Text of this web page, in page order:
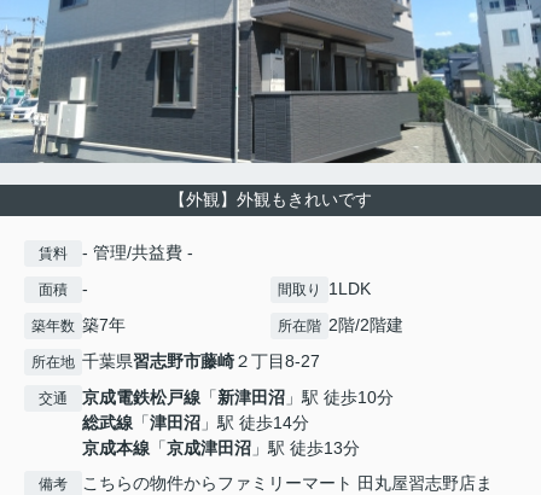
【外観】外観もきれいです
賃料 - 管理/共益費 -
面積 - 間取り 1LDK
築年数 築7年 所在階 2階/2階建
所在地 千葉県習志野市藤崎２丁目8-27
交通 京成電鉄松戸線 「新津田沼 」駅 徒歩10分
総武線 「津田沼 」駅 徒歩14分
京成本線 「京成津田沼 」駅 徒歩13分
備考
こちらの物件からファミリーマート 田丸屋習志野店ま